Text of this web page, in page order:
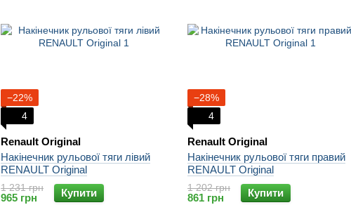
−22%
4
Renault Original
Накінечник рульової тяги лівий
RENAULT Original
1 231 грн
965 грн Купити
−28%
4
Renault Original
Накінечник рульової тяги правий
RENAULT Original
1 202 грн
861 грн Купити